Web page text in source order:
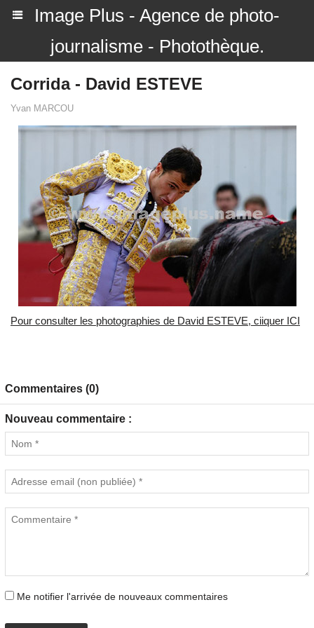
Image Plus - Agence de photo-
journalisme - Photothèque.
Corrida - David ESTEVE
Yvan MARCOU
Pour consulter les photographies de David ESTEVE, ciiquer ICI
Commentaires (0)
Nouveau commentaire :
Me notifier l'arrivée de nouveaux commentaires